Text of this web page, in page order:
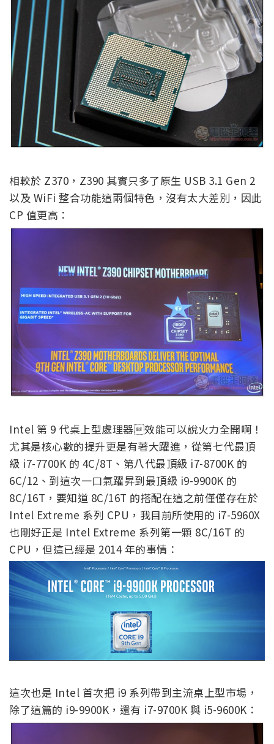
相較於 Z370，Z390 其實只多了原生 USB 3.1 Gen 2
以及 WiFi 整合功能這兩個特色，沒有太大差別，因此
CP 值更高：
Intel 第 9 代桌上型處理器效能可以說火力全開啊！
尤其是核心數的提升更是有著大躍進，從第七代最頂
級 i7-7700K 的 4C/8T、第八代最頂級 i7-8700K 的
6C/12、到這次一口氣躍昇到最頂級 i9-9900K 的
8C/16T，要知道 8C/16T 的搭配在這之前僅僅存在於
Intel Extreme 系列 CPU，我目前所使用的 i7-5960X
也剛好正是 Intel Extreme 系列第一顆 8C/16T 的
CPU，但這已經是 2014 年的事情：
這次也是 Intel 首次把 i9 系列帶到主流桌上型市場，
除了這篇的 i9-9900K，還有 i7-9700K 與 i5-9600K：